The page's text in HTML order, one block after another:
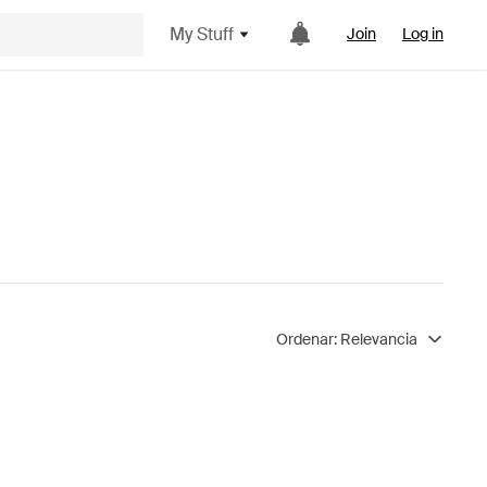
My Stuff Join Log in
Ordenar: Relevancia